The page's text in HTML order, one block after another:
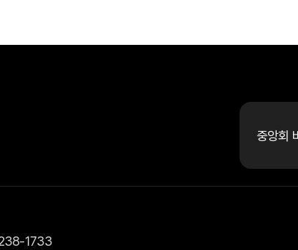
중앙회
1733